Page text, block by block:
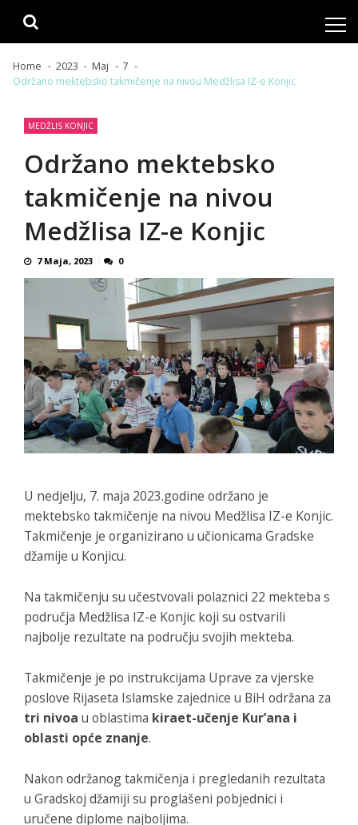
Home 2023 Maj
7
Održano mektebsko takmičenje na nivou Medžlisa IZ-e Konjic
MEDŽLIS KONJIC
Održano mektebsko
takmičenje na nivou
Medžlisa IZ-e Konjic
7 Maja, 2023 0
U nedjelju, 7. maja 2023.godine održano je
mektebsko takmičenje na nivou Medžlisa IZ-e Konjic.
Takmičenje je organizirano u učionicama Gradske
džamije u Konjicu.
Na takmičenju su učestvovali polaznici 22 mekteba s
područja Medžlisa IZ-e Konjic koji su ostvarili
najbolje rezultate na području svojih mekteba.
Takmičenje je po instrukcijama Uprave za vjerske
poslove Rijaseta Islamske zajednice u BiH održana za
tri nivoa u oblastima kiraet-učenje Kur’ana i
oblasti opće znanje.
Nakon održanog takmičenja i pregledanih rezultata
u Gradskoj džamiji su proglašeni pobjednici i
uručene diplome najboljima.